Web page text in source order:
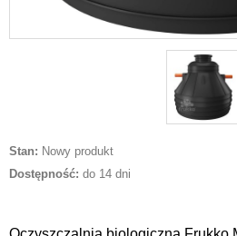
Stan: Nowy produkt
Dostępność: do 14 dni